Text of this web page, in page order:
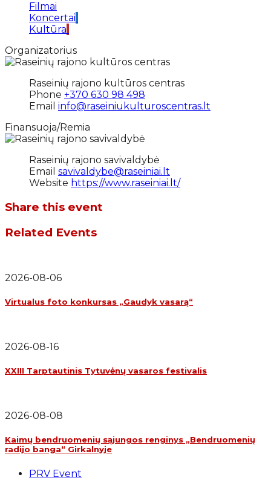
Filmai
Koncertai
Kultūra
Organizatorius
Raseinių rajono kultūros centras
Phone +370 630 98 498
Email info@raseiniukulturoscentras.lt
Finansuoja/Remia
Raseinių rajono savivaldybė
Email savivaldybe@raseiniai.lt
Website https://www.raseiniai.lt/
Share this event
Related Events
2026-08-06
Virtualus foto konkursas „Gaudyk vasarą“
2026-08-16
XXIII Tarptautinis Tytuvėnų vasaros festivalis
2026-08-08
Kaimų bendruomenių sąjungos renginys „Bendruomenių
radijo banga“ Girkalnyje
PRV Event